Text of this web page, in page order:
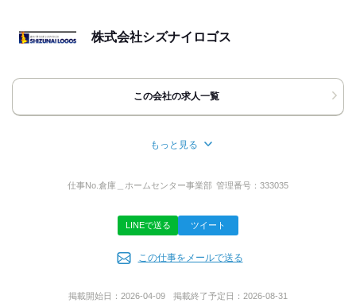
・永年勤続海外旅行（10年）
・お子様が小学校に入学時、ランドセル贈与
・灯油の値引き提供
・資格取得支援制度あり
応募時のメリット
応募を確認後、採用担当より
[面接について]
面接はホームセンター事業部
(恵庭市戸磯345番地6)で行います｡
面接時は写真付履歴書を持参ください。
採用枠を5～10名ご用意していますので､
(春からの勤務希望も大歓迎です。)
今のお仕事をしっかりとこなしてからのご応募で全く構いません｡
面接日時などのご相談も承ります｡
株式会社シズナイロゴス
この会社の求人一覧
北海道札幌市白石区流通センター７丁目８‐２１
もっと見る
仕事No. 倉庫＿ホームセンター事業部 管理番号： 333035
LINEで送る ツイート
この仕事をメールで送る
掲載開始日： 2026-04-09 掲載終了予定日： 2026-08-31